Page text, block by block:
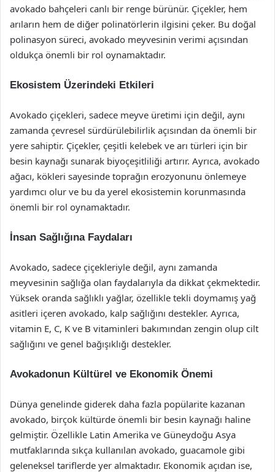
avokado bahçeleri canlı bir renge bürünür. Çiçekler, hem
arıların hem de diğer polinatörlerin ilgisini çeker. Bu doğal
polinasyon süreci, avokado meyvesinin verimi açısından
oldukça önemli bir rol oynamaktadır.
Ekosistem Üzerindeki Etkileri
Avokado çiçekleri, sadece meyve üretimi için değil, aynı
zamanda çevresel sürdürülebilirlik açısından da önemli bir
yere sahiptir. Çiçekler, çeşitli kelebek ve arı türleri için bir
besin kaynağı sunarak biyoçeşitliliği artırır. Ayrıca, avokado
ağacı, kökleri sayesinde toprağın erozyonunu önlemeye
yardımcı olur ve bu da yerel ekosistemin korunmasında
önemli bir rol oynamaktadır.
İnsan Sağlığına Faydaları
Avokado, sadece çiçekleriyle değil, aynı zamanda
meyvesinin sağlığa olan faydalarıyla da dikkat çekmektedir.
Yüksek oranda sağlıklı yağlar, özellikle tekli doymamış yağ
asitleri içeren avokado, kalp sağlığını destekler. Ayrıca,
vitamin E, C, K ve B vitaminleri bakımından zengin olup cilt
sağlığını ve genel bağışıklığı destekler.
Avokadonun Kültürel ve Ekonomik Önemi
Dünya genelinde giderek daha fazla popülarite kazanan
avokado, birçok kültürde önemli bir besin kaynağı haline
gelmiştir. Özellikle Latin Amerika ve Güneydoğu Asya
mutfaklarında sıkça kullanılan avokado, guacamole gibi
geleneksel tariflerde yer almaktadır. Ekonomik açıdan ise,